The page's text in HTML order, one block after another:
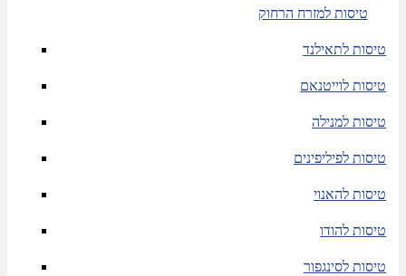
טיסות למזרח הרחוק
טיסות לתאילנד
טיסות לוייטנאם
טיסות למנילה
טיסות לפיליפינים
טיסות להאנוי
טיסות להודו
טיסות לסינגפור